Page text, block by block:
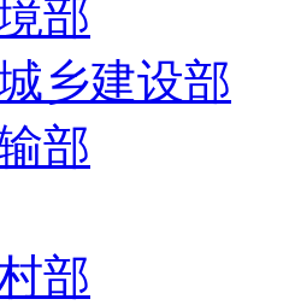
部
乡建设部
部
部